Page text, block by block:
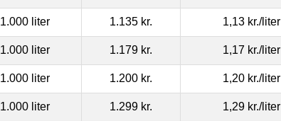
1.000 liter 1.135 kr. 1,13 kr./liter
1.000 liter 1.179 kr. 1,17 kr./liter
1.000 liter 1.200 kr. 1,20 kr./liter
1.000 liter 1.299 kr. 1,29 kr./liter